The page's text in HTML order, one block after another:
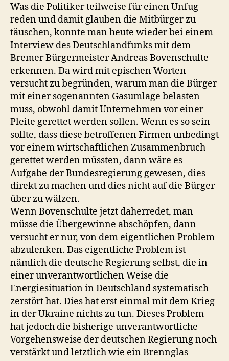
Was die Politiker teilweise für einen Unfug
reden und damit glauben die Mitbürger zu
täuschen, konnte man heute wieder bei einem
Interview des Deutschlandfunks mit dem
Bremer Bürgermeister Andreas Bovenschulte
erkennen. Da wird mit epischen Worten
versucht zu begründen, warum man die Bürger
mit einer sogenannten Gasumlage belasten
muss, obwohl damit Unternehmen vor einer
Pleite gerettet werden sollen. Wenn es so sein
sollte, dass diese betroffenen Firmen unbedingt
vor einem wirtschaftlichen Zusammenbruch
gerettet werden müssten, dann wäre es
Aufgabe der Bundesregierung gewesen, dies
direkt zu machen und dies nicht auf die Bürger
über zu wälzen.
Wenn Bovenschulte jetzt daherredet, man
müsse die Übergewinne abschöpfen, dann
versucht er nur, von dem eigentlichen Problem
abzulenken. Das eigentliche Problem ist
nämlich die deutsche Regierung selbst, die in
einer unverantwortlichen Weise die
Energiesituation in Deutschland systematisch
zerstört hat. Dies hat erst einmal mit dem Krieg
in der Ukraine nichts zu tun. Dieses Problem
hat jedoch die bisherige unverantwortliche
Vorgehensweise der deutschen Regierung noch
verstärkt und letztlich wie ein Brennglas